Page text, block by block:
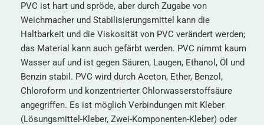
PVC ist hart und spröde, aber durch Zugabe von
Weichmacher und Stabilisierungsmittel kann die
Haltbarkeit und die Viskosität von PVC verändert werden;
das Material kann auch gefärbt werden. PVC nimmt kaum
Wasser auf und ist gegen Säuren, Laugen, Ethanol, Öl und
Benzin stabil. PVC wird durch Aceton, Ether, Benzol,
Chloroform und konzentrierter Chlorwasserstoffsäure
angegriffen. Es ist möglich Verbindungen mit Kleber
(Lösungsmittel-Kleber, Zwei-Komponenten-Kleber) oder